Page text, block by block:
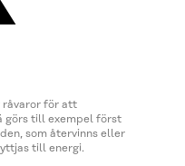
råvaror för att
görs till exempel först
som återvinns eller
till energi.